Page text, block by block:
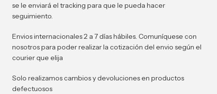
se le enviará el tracking para que le pueda hacer
seguimiento.
Envios internacionales 2 a 7 días hábiles. Comuníquese con
nosotros para poder realizar la cotización del envio según el
courier que elija
Solo realizamos cambios y devoluciones en productos
defectuosos